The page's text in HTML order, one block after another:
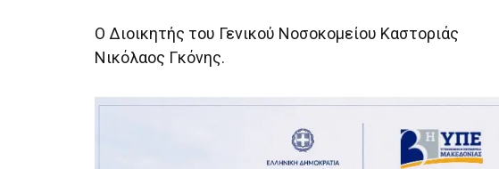
Ο Διοικητής του Γενικού Νοσοκομείου Καστοριάς
Νικόλαος Γκόνης.